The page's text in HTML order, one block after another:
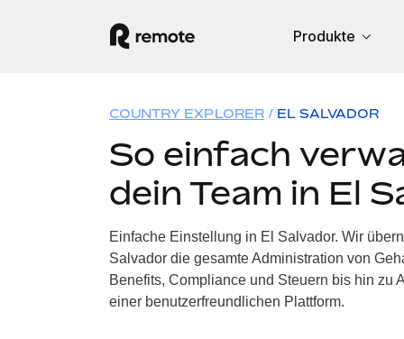
Produkte
COUNTRY EXPLORER EL SALVADOR
So einfach
dein Team in El
Einfache Einstellung in El Salvador. Wir
Salvador die gesamte Administration von
Benefits, Compliance und Steuern bis hin zu
einer benutzerfreundlichen Plattform.